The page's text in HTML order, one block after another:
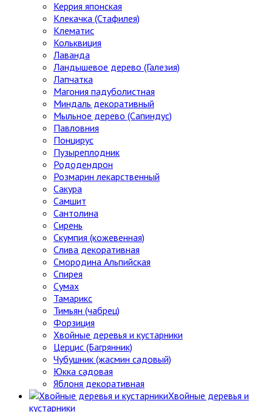
Керрия японская
Клекачка (Стафилея)
Клематис
Кольквиция
Лаванда
Ландышевое дерево (Галезия)
Лапчатка
Магония падуболистная
Миндаль декоративный
Мыльное дерево (Сапиндус)
Павловния
Понцирус
Пузыреплодник
Рододендрон
Розмарин лекарственный
Сакура
Самшит
Сантолина
Сирень
Скумпия (кожевенная)
Слива декоративная
Смородина Альпийская
Спирея
Сумах
Тамарикс
Тимьян (чабрец)
Форзиция
Хвойные деревья и кустарники
Церцис (Багрянник)
Чубушник (жасмин садовый)
Юкка садовая
Яблоня декоративная
Хвойные деревья и
кустарники